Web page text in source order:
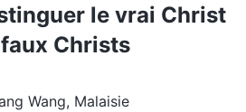
le vrai Christ
Christs
Wang, Malaisie